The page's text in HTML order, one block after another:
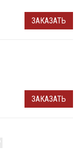
ЗАКАЗАТЬ
ЗАКАЗАТЬ